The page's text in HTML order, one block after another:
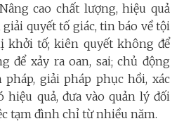
cao chất lượng, hiệu quả
quyết tố giác, tin báo về tội
khởi tố; kiên quyết không để
để xảy ra oan, sai; chủ động
giải pháp phục hồi, xác
hiệu quả, đưa vào quản lý đối
tạm đình chỉ từ nhiều năm.